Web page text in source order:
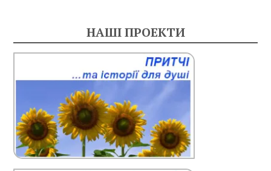
НАШІ ПРОЕКТИ